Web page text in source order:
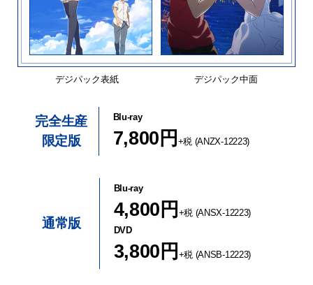
デジパック表紙 デジパック中面
完全生産
限定版
Blu-ray
7,800円 +税 (ANZX-12223)
通常版
Blu-ray
4,800円 +税 (ANSX-12223)
DVD
3,800円 +税 (ANSB-12223)